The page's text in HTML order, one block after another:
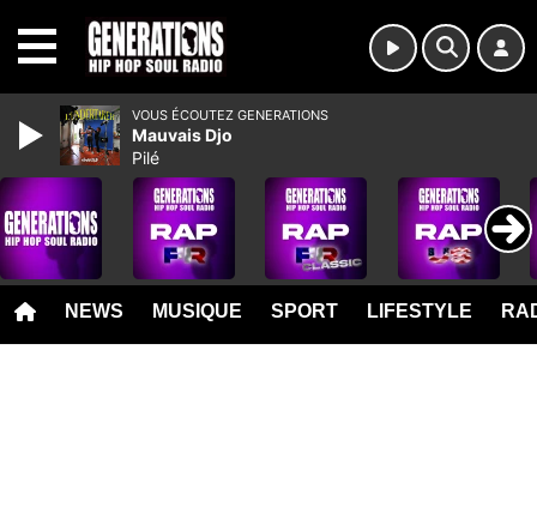
NEWS MUSIQUE SPORT LIFESTYLE
VOUS ÉCOUTEZ GENERATIONS
Mauvais Djo
Pilé